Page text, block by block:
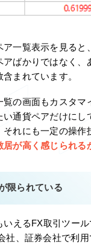
ア一覧表示を見ると
アばかりではなく、
まれています。
覧の画面もカスタマ
い通貨ペアだけにし
れにも一定の操作
居が高く感じられる
限られている
いえるFX取引ツー
社、証券会社で利